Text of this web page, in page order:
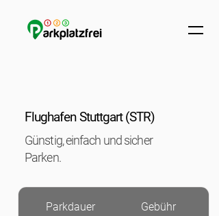
Flughafen Stuttgart (STR)
Günstig, einfach und sicher
Parken.
Parkdauer Gebühr